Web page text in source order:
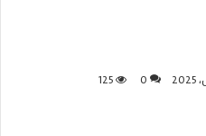
0
125